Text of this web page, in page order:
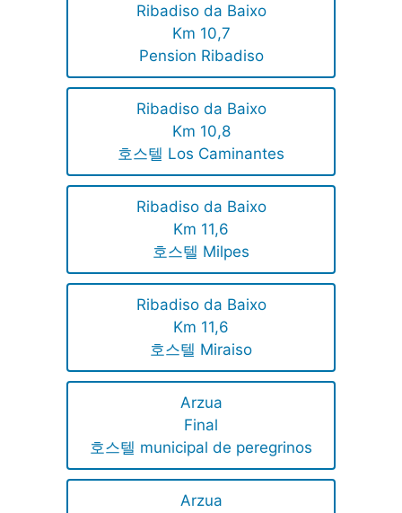
Ribadiso da Baixo
Km 10,7
Pension Ribadiso
Ribadiso da Baixo
Km 10,8
호스텔 Los Caminantes
Ribadiso da Baixo
Km 11,6
호스텔 Milpes
Ribadiso da Baixo
Km 11,6
호스텔 Miraiso
Arzua
Final
호스텔 municipal de peregrinos
Arzua